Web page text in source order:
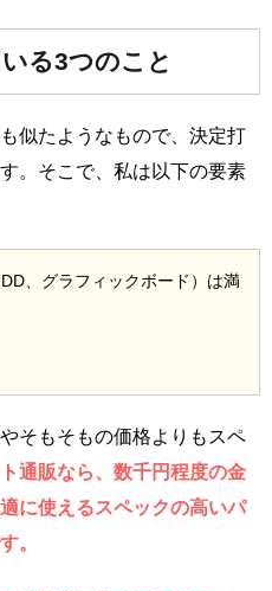
る3つのこと
似たようなもので、決定打
。そこで、私は以下の要素
、グラフィックボード）は満
そもそもの価格よりもスペ
通販なら、数千円程度の金
に使えるスペックの高いパ
。